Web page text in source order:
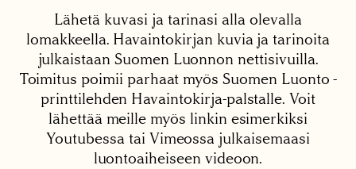
Lähetä kuvasi ja tarinasi alla olevalla
lomakkeella. Havaintokirjan kuvia ja tarinoita
julkaistaan Suomen Luonnon nettisivuilla.
Toimitus poimii parhaat myös Suomen Luonto -
printtilehden Havaintokirja-palstalle. Voit
lähettää meille myös linkin esimerkiksi
Youtubessa tai Vimeossa julkaisemaasi
luontoaiheiseen videoon.